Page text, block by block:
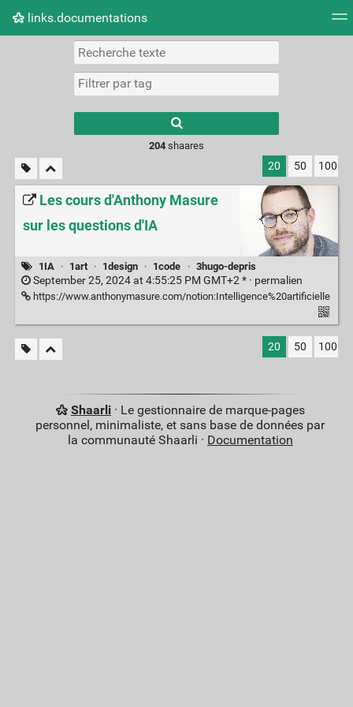
links.documentations
Nuage de tags Mur d'images
results.
204shaares
20 50 100
Les cours d'Anthony Masure
sur les questions d'IA
1IA · 1art · 1design · 1code · 3hugo-depris
September 25, 2024 at 4:55:25 PM GMT+2 * · permalien
https://www.anthonymasure.com/notion:Intelligence%20artificielle
20 50 100
Shaarli· Le gestionnaire de marque-pages
personnel, minimaliste, et sans base de données par
la communauté Shaarli · Documentation